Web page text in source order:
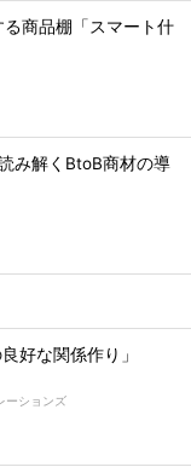
商品棚「スマート什
み解くBtoB商材の導
好な関係作り」
ーションズ